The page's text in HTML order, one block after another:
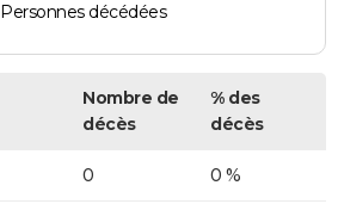
Personnes décédées
Nombre de
décès
% des
décès
0 0 %